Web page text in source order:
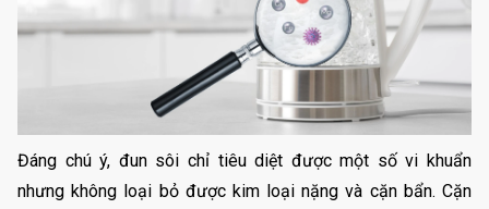
Đáng chú ý, đun sôi chỉ tiêu diệt được một số vi khuẩn
nhưng không loại bỏ được kim loại nặng và cặn bẩn. Cặn